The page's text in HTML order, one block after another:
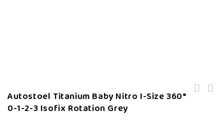
Autostoel Titanium Baby Nitro I-Size 360°
0-1-2-3 Isofix Rotation Grey